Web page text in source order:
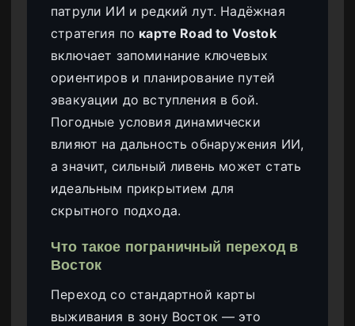
патрули ИИ и редкий лут. Надёжная
стратегия по карте Road to Vostok
включает запоминание ключевых
ориентиров и планирование путей
эвакуации до вступления в бой.
Погодные условия динамически
влияют на дальность обнаружения ИИ,
а значит, сильный ливень может стать
идеальным прикрытием для
скрытного подхода.
Что такое пограничный переход в
Восток
Переход со стандартной карты
выживания в зону Восток — это